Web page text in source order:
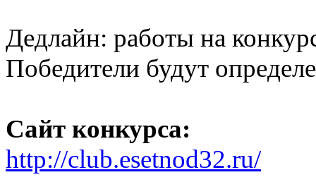
Дедлайн: работы на
Победители будут
Сайт конкурса:
http://club.esetnod32.ru/